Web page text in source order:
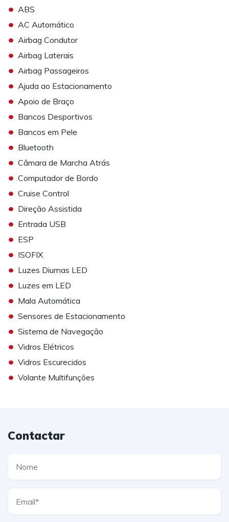
• ABS
• AC Automático
• Airbag Condutor
• Airbag Laterais
• Airbag Passageiros
• Ajuda ao Estacionamento
• Apoio de Braço
• Bancos Desportivos
• Bancos em Pele
• Bluetooth
• Câmara de Marcha Atrás
• Computador de Bordo
• Cruise Control
• Direção Assistida
• Entrada USB
• ESP
• ISOFIX
• Luzes Diurnas LED
• Luzes em LED
• Mala Automática
• Sensores de Estacionamento
• Sistema de Navegação
• Vidros Elétricos
• Vidros Escurecidos
• Volante Multifunções
Contactar